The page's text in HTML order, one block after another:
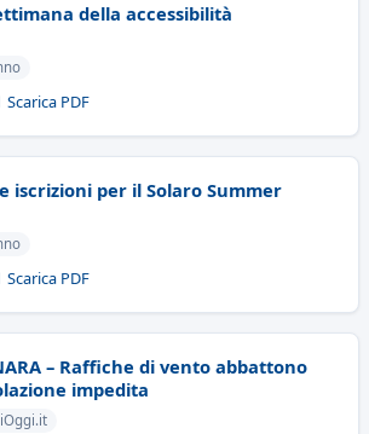
della accessibilità
Scarica PDF
iscrizioni per il Solaro Summer
Scarica PDF
– Raffiche di vento abbattono
impedita